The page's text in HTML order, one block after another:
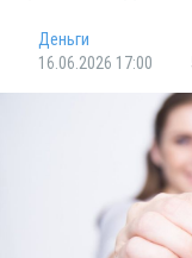
Деньги
16.06.2026 17:00